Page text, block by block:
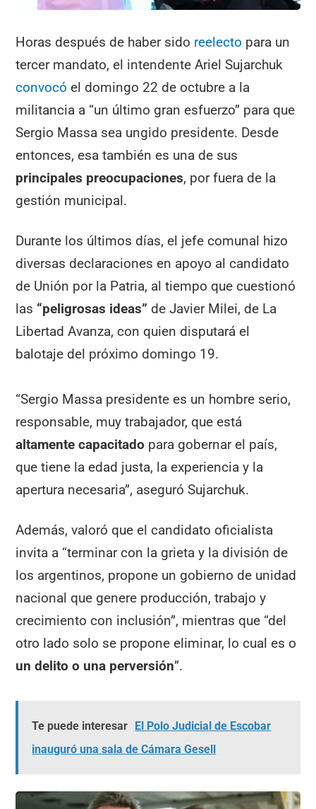
Horas después de haber sido reelecto para un
tercer mandato, el intendente Ariel Sujarchuk
convocó el domingo 22 de octubre a la
militancia a “un último gran esfuerzo” para que
Sergio Massa sea ungido presidente. Desde
entonces, esa también es una de sus
principales preocupaciones, por fuera de la
gestión municipal.
Durante los últimos días, el jefe comunal hizo
diversas declaraciones en apoyo al candidato
de Unión por la Patria, al tiempo que cuestionó
las “peligrosas ideas” de Javier Milei, de La
Libertad Avanza, con quien disputará el
balotaje del próximo domingo 19.
“Sergio Massa presidente es un hombre serio,
responsable, muy trabajador, que está
altamente capacitado para gobernar el país,
que tiene la edad justa, la experiencia y la
apertura necesaria”, aseguró Sujarchuk.
Además, valoró que el candidato oficialista
invita a “terminar con la grieta y la división de
los argentinos, propone un gobierno de unidad
nacional que genere producción, trabajo y
crecimiento con inclusión”, mientras que “del
otro lado solo se propone eliminar, lo cual es o
un delito o una perversión”.
Te puede interesar El Polo Judicial de Escobar
inauguró una sala de Cámara Gesell